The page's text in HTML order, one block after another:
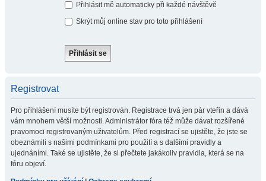
Přihlásit mě automaticky při každé návštěvě
Skrýt můj online stav pro toto přihlášení
Registrovat
Pro přihlášení musíte být registrován. Registrace trvá jen pár vteřin a dává
vám mnohem větší možnosti. Administrátor fóra též může dávat rozšířené
pravomoci registrovaným uživatelům. Před registrací se ujistěte, že jste se
obeznámili s našimi podmínkami pro použití a s dalšími pravidly a
ujednáními. Také se ujistěte, že si přečtete jakákoliv pravidla, která se na
fóru objeví.